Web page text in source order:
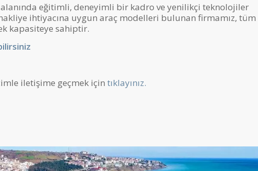
eğitimli, deneyimli bir kadro ve yenilikçi teknolojiler
ihtiyacına uygun araç modelleri bulunan firmamız, tüm
kapasiteye sahiptir.
iletişime geçmek için tıklayınız.